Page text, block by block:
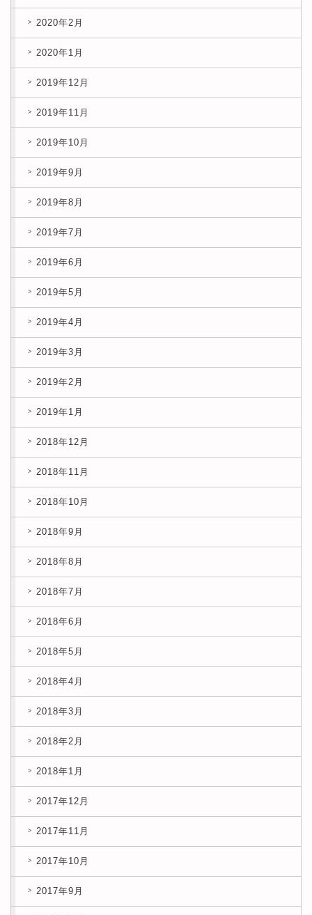
2020年2月
2020年1月
2019年12月
2019年11月
2019年10月
2019年9月
2019年8月
2019年7月
2019年6月
2019年5月
2019年4月
2019年3月
2019年2月
2019年1月
2018年12月
2018年11月
2018年10月
2018年9月
2018年8月
2018年7月
2018年6月
2018年5月
2018年4月
2018年3月
2018年2月
2018年1月
2017年12月
2017年11月
2017年10月
2017年9月